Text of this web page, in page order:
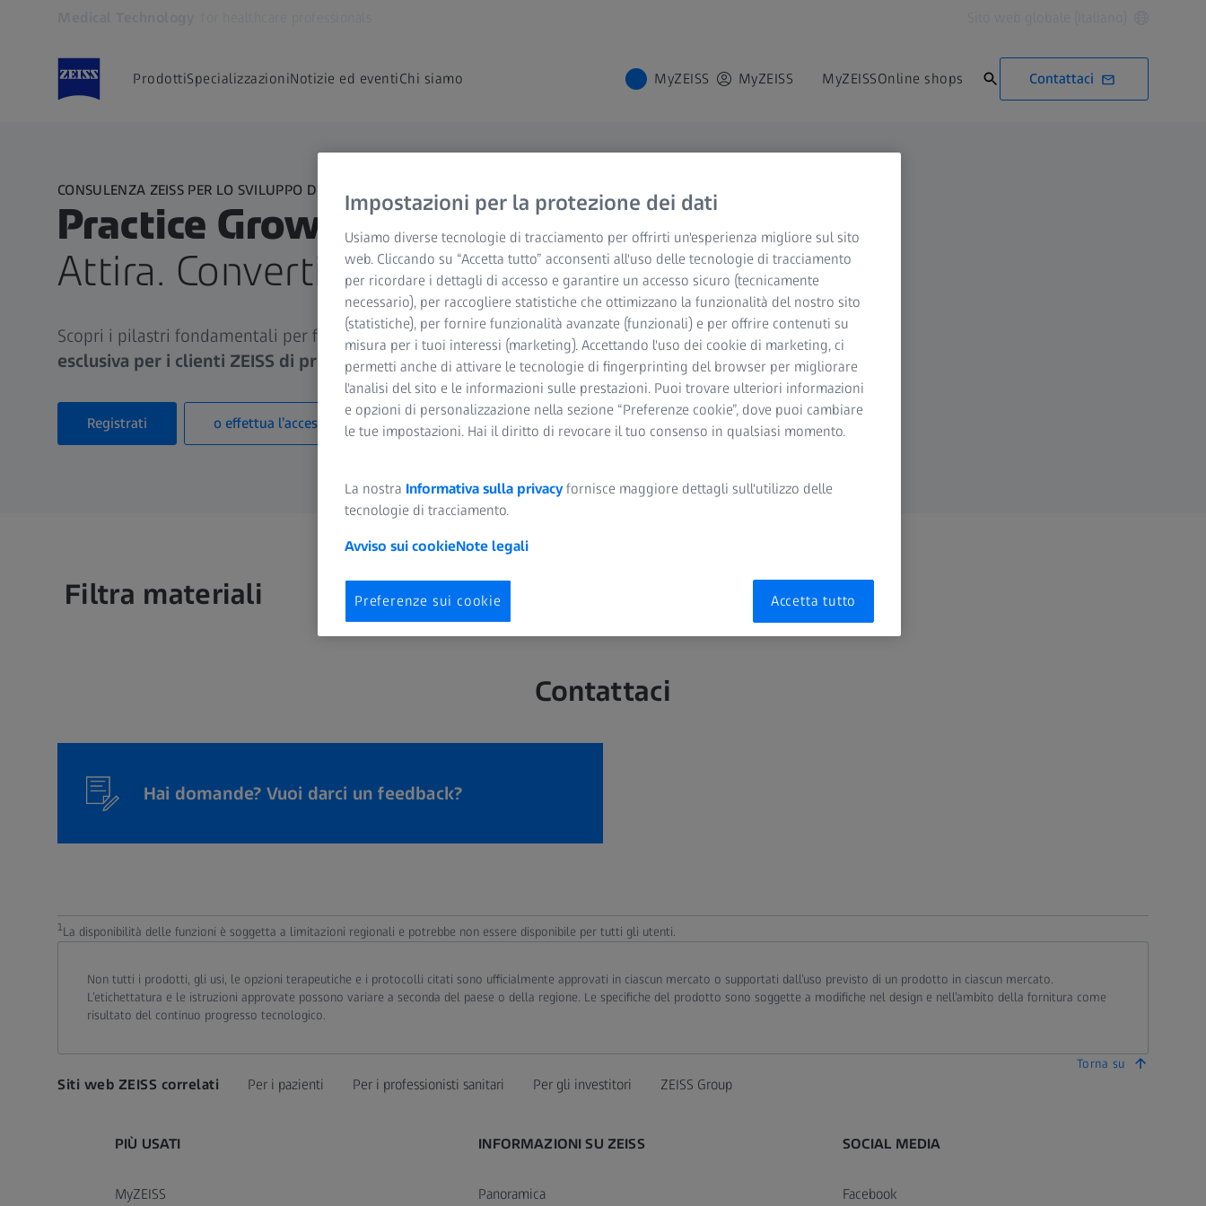
ProdottiSpecializzazioniNotizie ed eventiChi siamo MyZEISS MyZEISS MyZEISSOnline shops Contattaci
CONSULENZA ZEISS PER LO SVILUPPO DELLA TUA CLINICA
Practice Growth Insights
Attira. Converti. Consiglia.
Scopri i pilastri fondamentali per far crescere la tua clinica,in
esclusiva per i clienti ZEISS di prodotti per l’oftalmologia .
Registrati o effettua l’accesso
Filtra materiali
Contattaci
Hai domande? Vuoi darci un feedback?
1La disponibilità delle funzioni è soggetta a limitazioni regionali e potrebbe non essere disponibile per tutti gli utenti.
Non tutti i prodotti, gli usi, le opzioni terapeutiche e i protocolli citati sono ufficialmente approvati in ciascun mercato o supportati dall’uso previsto di un prodotto in ciascun mercato.
L’etichettatura e le istruzioni approvate possono variare a seconda del paese o della regione. Le specifiche del prodotto sono soggette a modifiche nel design e nell’ambito della fornitura come
risultato del continuo progresso tecnologico.
Torna su
Siti web ZEISS correlati Per i pazienti Per i professionisti sanitari Per gli investitori ZEISS Group
PIÙ USATI
MyZEISS
INFORMAZIONI SU ZEISS
Panoramica
SOCIAL MEDIA
Facebook
Impostazioni per la protezione dei dati
Usiamo diverse tecnologie di tracciamento per offrirti un'esperienza migliore sul sito
web. Cliccando su “Accetta tutto” acconsenti all'uso delle tecnologie di tracciamento
per ricordare i dettagli di accesso e garantire un accesso sicuro (tecnicamente
necessario), per raccogliere statistiche che ottimizzano la funzionalità del nostro sito
(statistiche), per fornire funzionalità avanzate (funzionali) e per offrire contenuti su
misura per i tuoi interessi (marketing). Accettando l'uso dei cookie di marketing, ci
permetti anche di attivare le tecnologie di fingerprinting del browser per migliorare
l'analisi del sito e le informazioni sulle prestazioni. Puoi trovare ulteriori informazioni
e opzioni di personalizzazione nella sezione “Preferenze cookie”, dove puoi cambiare
le tue impostazioni. Hai il diritto di revocare il tuo consenso in qualsiasi momento.
La nostra Informativa sulla privacyfornisce maggiore dettagli sull'utilizzo delle
tecnologie di tracciamento.
Avviso sui cookieNote legali
Preferenze sui cookie Accetta tutto